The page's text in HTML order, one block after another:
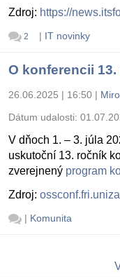
Zdroj: https://
2 | IT novinky
O konferencii
26.06.2025 | 16:50 |
Dátum udalosti:
V dňoch 1. – 3. júla
uskutoční 13. ročník
zverejnený program
Zdroj:
| Komunita